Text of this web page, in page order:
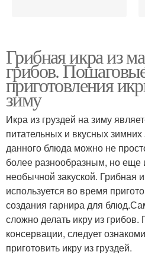
Рецепт в домашних
условиях
Грибная икра из
грибов.
приготовления
зиму
Икра из груздей на зиму
питательных и вкусных
данного блюда можно не
более разнообразным, но еще
необычной закуской. Грибная
используется во время
создания гарнира для
сложно делать икру из грибов.
консервации, следует
приготовить икру из груздей.